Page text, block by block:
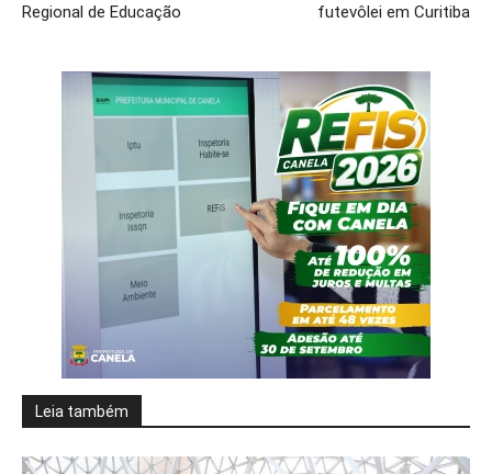
Regional de Educação
futevôlei em Curitiba
Leia também